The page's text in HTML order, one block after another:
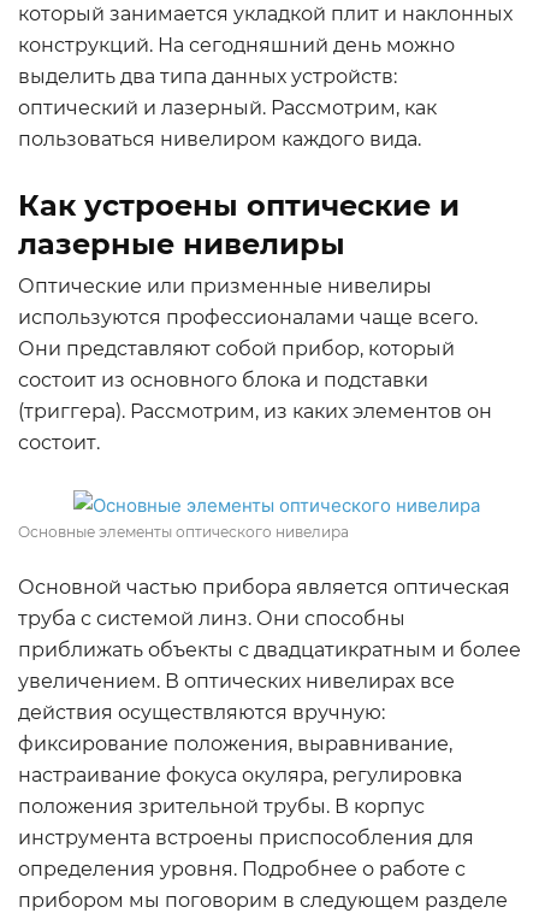
который занимается укладкой плит и наклонных
конструкций. На сегодняшний день можно
выделить два типа данных устройств:
оптический и лазерный. Рассмотрим, как
пользоваться нивелиром каждого вида.
Как устроены оптические и
лазерные нивелиры
Оптические или призменные нивелиры
используются профессионалами чаще всего.
Они представляют собой прибор, который
состоит из основного блока и подставки
(триггера). Рассмотрим, из каких элементов он
состоит.
Основные элементы оптического нивелира
Основной частью прибора является оптическая
труба с системой линз. Они способны
приближать объекты с двадцатикратным и более
увеличением. В оптических нивелирах все
действия осуществляются вручную:
фиксирование положения, выравнивание,
настраивание фокуса окуляра, регулировка
положения зрительной трубы. В корпус
инструмента встроены приспособления для
определения уровня. Подробнее о работе с
прибором мы поговорим в следующем разделе